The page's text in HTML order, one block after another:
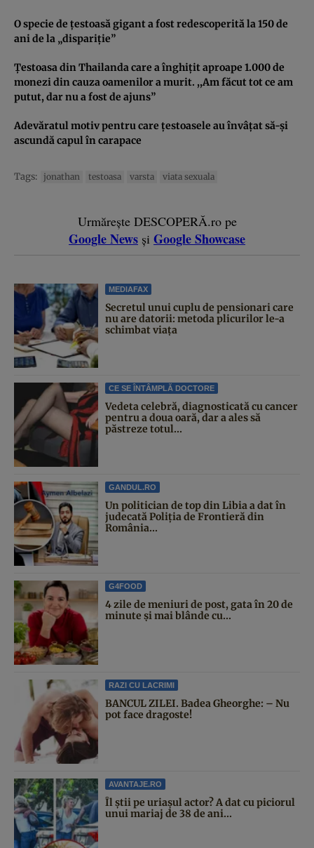
O specie de ţestoasă gigant a fost redescoperită la 150 de
ani de la „dispariţie”
Ţestoasa din Thailanda care a înghiţit aproape 1.000 de
monezi din cauza oamenilor a murit. ,,Am făcut tot ce am
putut, dar nu a fost de ajuns”
Adevăratul motiv pentru care ţestoasele au învâţat să-şi
ascundă capul în carapace
Tags: jonathan testoasa varsta viata sexuala
Urmărește DESCOPERĂ.ro pe
Google News și Google Showcase
MEDIAFAX
Secretul unui cuplu de pensionari care
nu are datorii: metoda plicurilor le-a
schimbat viața
CE SE ÎNTÂMPLĂ DOCTORE
Vedeta celebră, diagnosticată cu cancer
pentru a doua oară, dar a ales să
păstreze totul...
GANDUL.RO
Un politician de top din Libia a dat în
judecată Poliția de Frontieră din
România...
G4FOOD
4 zile de meniuri de post, gata în 20 de
minute și mai blânde cu...
RAZI CU LACRIMI
BANCUL ZILEI. Badea Gheorghe: – Nu
pot face dragoste!
AVANTAJE.RO
Îl știi pe uriașul actor? A dat cu piciorul
unui mariaj de 38 de ani...